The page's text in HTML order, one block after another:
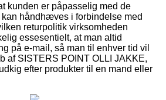
kunden er påpasselig med de
håndhæves i forbindelse med
returpolitik virksomheden
essesentielt, at man altid
på e-mail, så man til enhver tid vil
af SISTERS POINT OLLI JAKKE,
efter produkter til en mand eller